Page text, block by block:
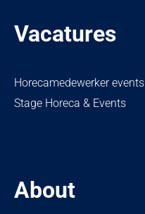
Vacatures
Horecamedewerker events
Stage Horeca & Events
About